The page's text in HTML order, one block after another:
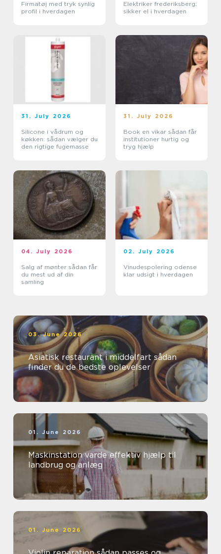
Firmatøj med tryk synlig
profil i hverdagen
Elektriker frederiksberg:
sikker el i hverdagen
31. July 2026
Silicone i vådrum og
køkken: sådan vælger du
den rigtige fugemasse
31. July 2026
Book en vikar sådan får
institutioner hurtig og
tryg hjælp
04. July 2026
Salg af mønter sådan får
du mest ud af din
samling
02. July 2026
Vinudespolering odense
klar udsigt i hverdagen
03. June 2026
Asiatisk restaurant i middelfart sådan
finder du de bedste oplevelser
01. June 2026
Maskinstation varde effektiv hjælp til
landbrug og anlæg
01. June 2026